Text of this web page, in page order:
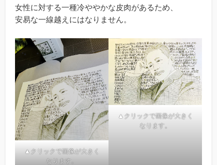
女性に対する一種冷ややかな皮肉があるため、
安易な一線越えにはなりません。
▲クリックで画像が大きく
なります。
▲クリックで画像が大きく
なります。